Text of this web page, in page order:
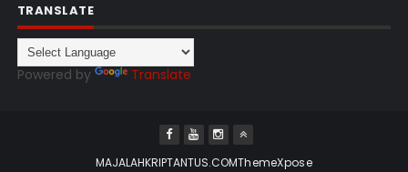
TRANSLATE
Powered by Translate
MAJALAHKRIPTANTUS.COMThemeXpose